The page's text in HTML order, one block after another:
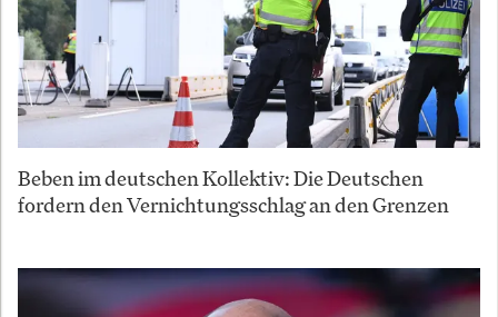
Beben im deutschen Kollektiv: Die Deutschen
fordern den Vernichtungsschlag an den Grenzen